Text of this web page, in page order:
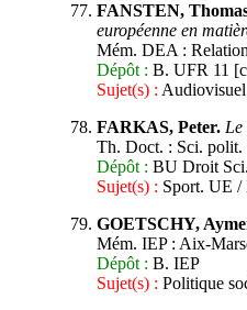
FANSTEN,
européenne en
Mém. DEA :
Dépôt : B. UFR 11
Sujet(s) :
FARKAS, Peter. Le
Th. Doct. : Sci.
Dépôt : BU Droit
Sujet(s) : Sport. UE /
GOETSCHY,
Mém. IEP : Aix-
Dépôt : B. IEP
Sujet(s) : Politique